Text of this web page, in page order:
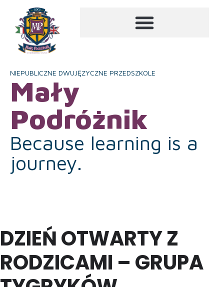
NIEPUBLICZNE DWUJĘZYCZNE PRZEDSZKOLE
Mały
Podróżnik
Because learning is a
journey.
DZIEŃ OTWARTY Z
RODZICAMI – GRUPA